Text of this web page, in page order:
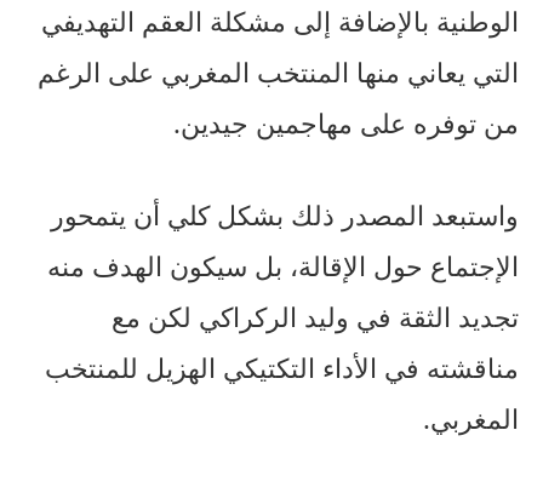
الوطنية بالإضافة إلى مشكلة العقم التهديفي
التي يعاني منها المنتخب المغربي على الرغم
من توفره على مهاجمين جيدين.
واستبعد المصدر ذلك بشكل كلي أن يتمحور
الإجتماع حول الإقالة، بل سيكون الهدف منه
تجديد الثقة في وليد الركراكي لكن مع
مناقشته في الأداء التكتيكي الهزيل للمنتخب
المغربي.